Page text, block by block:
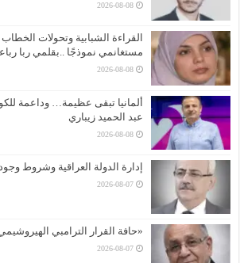
2026-08-08
القراءة الشبابية وتحولات
مستغانمي نموذجًا ..بقلمي ربا
2026-08-08
ألمانيا تبقى عظيمة… وداعمة
عبد الحميد زيباري
2026-08-08
إدارة الدولة العراقية وشروط
2026-08-07
«حافة القرار الترامبي
2026-08-07